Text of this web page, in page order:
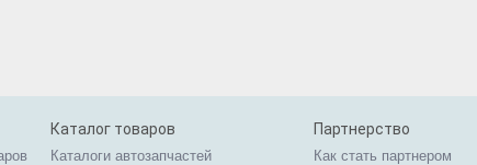
Каталог товаров
Каталоги автозапчастей
Партнерство
Как стать партнером